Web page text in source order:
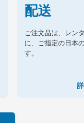
配送
ご注文品は、レン
に、ご指定の日本
す。